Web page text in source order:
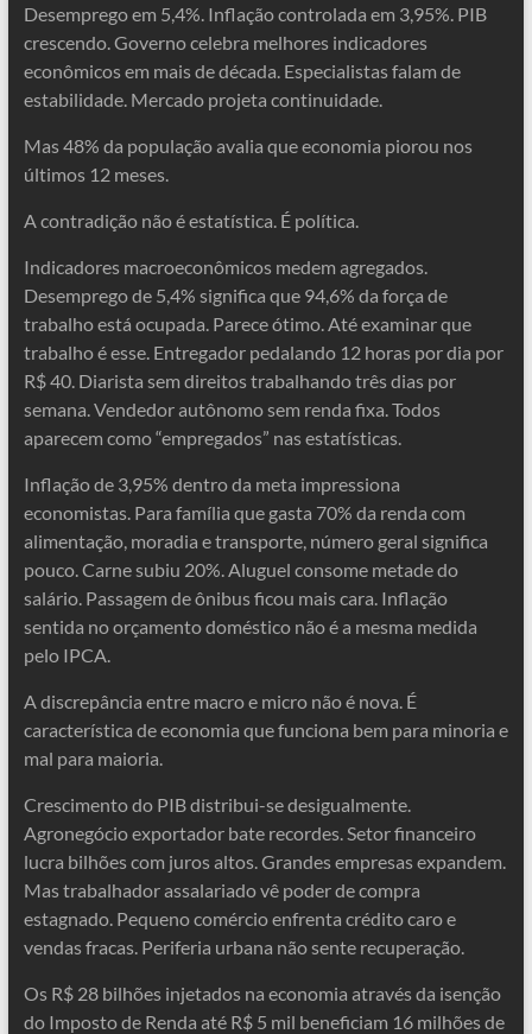
Desemprego em 5,4%. Inflação controlada em 3,95%. PIB
crescendo. Governo celebra melhores indicadores
econômicos em mais de década. Especialistas falam de
estabilidade. Mercado projeta continuidade.
Mas 48% da população avalia que economia piorou nos
últimos 12 meses.
A contradição não é estatística. É política.
Indicadores macroeconômicos medem agregados.
Desemprego de 5,4% significa que 94,6% da força de
trabalho está ocupada. Parece ótimo. Até examinar que
trabalho é esse. Entregador pedalando 12 horas por dia por
R$ 40. Diarista sem direitos trabalhando três dias por
semana. Vendedor autônomo sem renda fixa. Todos
aparecem como “empregados” nas estatísticas.
Inflação de 3,95% dentro da meta impressiona
economistas. Para família que gasta 70% da renda com
alimentação, moradia e transporte, número geral significa
pouco. Carne subiu 20%. Aluguel consome metade do
salário. Passagem de ônibus ficou mais cara. Inflação
sentida no orçamento doméstico não é a mesma medida
pelo IPCA.
A discrepância entre macro e micro não é nova. É
característica de economia que funciona bem para minoria e
mal para maioria.
Crescimento do PIB distribui-se desigualmente.
Agronegócio exportador bate recordes. Setor financeiro
lucra bilhões com juros altos. Grandes empresas expandem.
Mas trabalhador assalariado vê poder de compra
estagnado. Pequeno comércio enfrenta crédito caro e
vendas fracas. Periferia urbana não sente recuperação.
Os R$ 28 bilhões injetados na economia através da isenção
do Imposto de Renda até R$ 5 mil beneficiam 16 milhões de